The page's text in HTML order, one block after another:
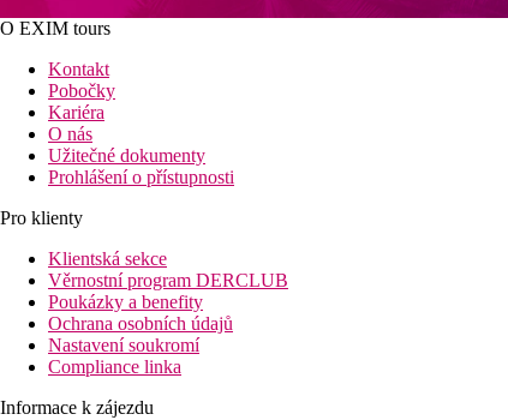
O EXIM tours
Kontakt
Pobočky
Kariéra
O nás
Užitečné dokumenty
Prohlášení o přístupnosti
Pro klienty
Klientská sekce
Věrnostní program DERCLUB
Poukázky a benefity
Ochrana osobních údajů
Nastavení soukromí
Compliance linka
Informace k zájezdu